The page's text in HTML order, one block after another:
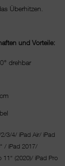
Überhitzen.
und Vorteile:
drehbar
3/4/ iPad Air/ iPad
/ iPad 2017/
11“ (2020)/ iPad Pro